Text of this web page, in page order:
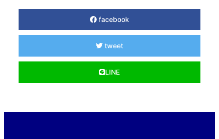
facebook
tweet
LINE